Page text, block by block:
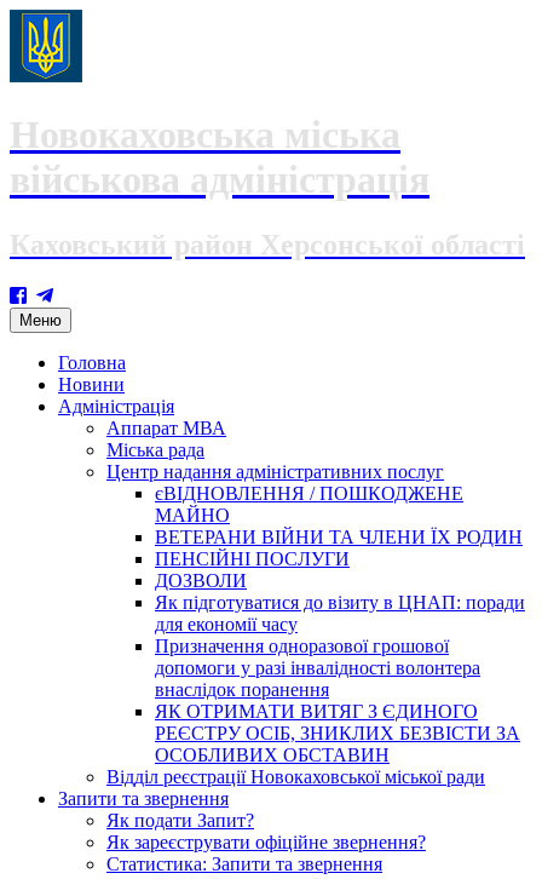
Новокаховська міська
військова адміністрація
Каховський район Херсонської області
Меню Skip
to
content
Головна
Новини
Адміністрація
Аппарат МВА
Міська рада
Центр надання адміністративних послуг
єВІДНОВЛЕННЯ / ПОШКОДЖЕНЕ
МАЙНО
ВЕТЕРАНИ ВІЙНИ ТА ЧЛЕНИ ЇХ РОДИН
ПЕНСІЙНІ ПОСЛУГИ
ДОЗВОЛИ
Як підготуватися до візиту в ЦНАП: поради
для економії часу
Призначення одноразової грошової
допомоги у разі інвалідності волонтера
внаслідок поранення
ЯК ОТРИМАТИ ВИТЯГ З ЄДИНОГО
РЕЄСТРУ ОСІБ, ЗНИКЛИХ БЕЗВІСТИ ЗА
ОСОБЛИВИХ ОБСТАВИН
Відділ реєстрації Новокаховської міської ради
Запити та звернення
Як подати Запит?
Як зареєструвати офіційне звернення?
Статистика: Запити та звернення